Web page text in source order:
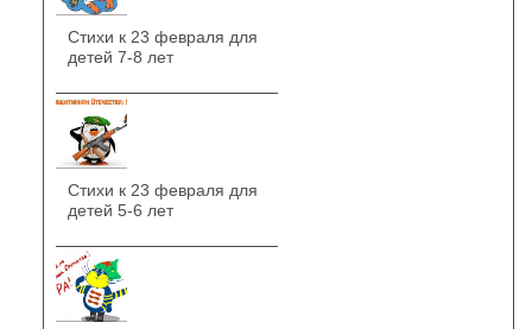
Стихи к 23 февраля для
детей 7-8 лет
Стихи к 23 февраля для
детей 5-6 лет